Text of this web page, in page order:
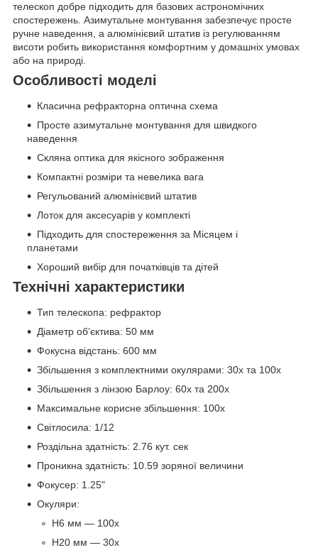
телескоп добре підходить для базових астрономічних
спостережень. Азимутальне монтування забезпечує просте
ручне наведення, а алюмінієвий штатив із регулюванням
висоти робить використання комфортним у домашніх умовах
або на природі.
Особливості моделі
Класична рефракторна оптична схема
Просте азимутальне монтування для швидкого
наведення
Скляна оптика для якісного зображення
Компактні розміри та невелика вага
Регульований алюмінієвий штатив
Лоток для аксесуарів у комплекті
Підходить для спостереження за Місяцем і
планетами
Хороший вибір для початківців та дітей
Технічні характеристики
Тип телескопа: рефрактор
Діаметр об’єктива: 50 мм
Фокусна відстань: 600 мм
Збільшення з комплектними окулярами: 30x та 100x
Збільшення з лінзою Барлоу: 60x та 200x
Максимальне корисне збільшення: 100x
Світлосила: 1/12
Роздільна здатність: 2.76 кут. сек
Проникна здатність: 10.59 зоряної величини
Фокусер: 1.25"
Окуляри:
H6 мм — 100x
H20 мм — 30x